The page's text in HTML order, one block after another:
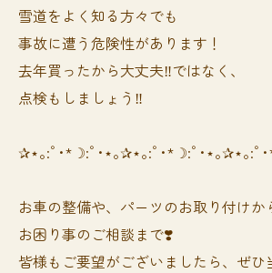
雪道をよく知る方々でも
事故に遭う危険性があります！
去年買ったから大丈夫‼️ではなく、
点検もしましょう‼️
✰⋆｡:ﾟ･*☽:ﾟ･⋆｡✰⋆｡:ﾟ･*☽:ﾟ･⋆｡✰⋆｡:ﾟ
お車の整備や、パーツのお取り付けか
お困り事のご相談まで❣️
皆様もご要望がございましたら、ぜひ